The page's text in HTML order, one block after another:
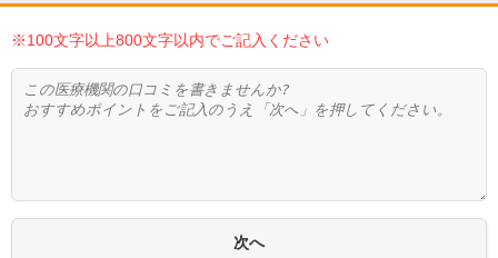
※100文字以上800文字以内でご記入ください